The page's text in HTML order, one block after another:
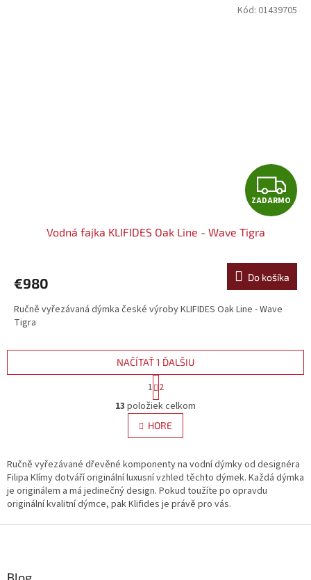
O
Z
A
A
O
ZADARMO
Vodná fajka KLIFIDES Oak Line - Wave Tigra
€980 Do košíka
Ručně vyřezávaná dýmka české výroby KLIFIDES Oak Line - Wave
Tigra
Kód: 01439705
O
v
l
á
a
c
i
e
NAČÍTAŤ 1 ĎALŠIU
t
r
á
n
k
v
a
n
e
1 2
13 položiek celkom
HORE
Ručně vyřezávané dřevěné komponenty na vodní dýmky od designéra
Filipa Klímy dotváří originální luxusní vzhled těchto dýmek. Každá dýmka
je originálem a má jedinečný design. Pokud toužíte po opravdu
originální kvalitní dýmce, pak Klifides je právě pro vás.